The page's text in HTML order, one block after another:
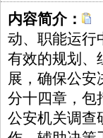
内容简介：
动、职能运行
有效的规划、
展，确保公安
分十四章，包
公安机关调查